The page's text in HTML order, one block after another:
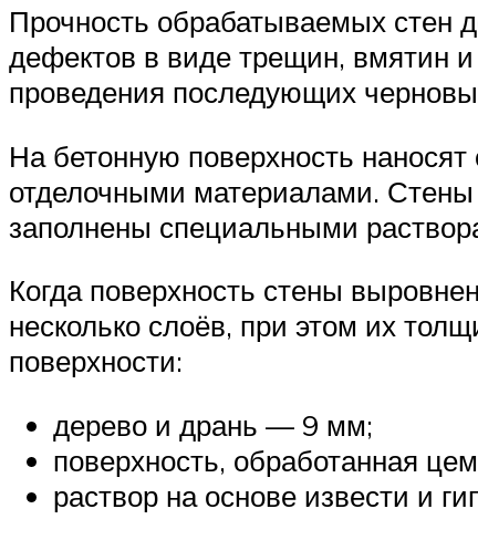
Прочность обрабатываемых стен
дефектов в виде трещин, вмятин
проведения последующих
На бетонную поверхность
отделочными материалами.
заполнены специальными
Когда поверхность стены
несколько слоёв, при этом их
поверхности:
дерево и дрань — 9 мм;
поверхность, обработанная
раствор на основе извести и